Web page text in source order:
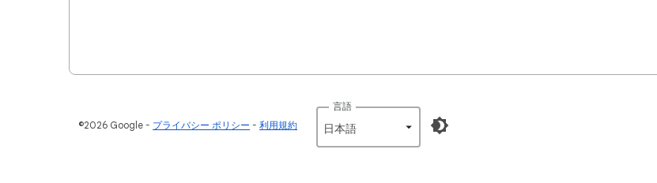
©2026 Google プライバシー ポリシー 利用規約
言語
日本語‎